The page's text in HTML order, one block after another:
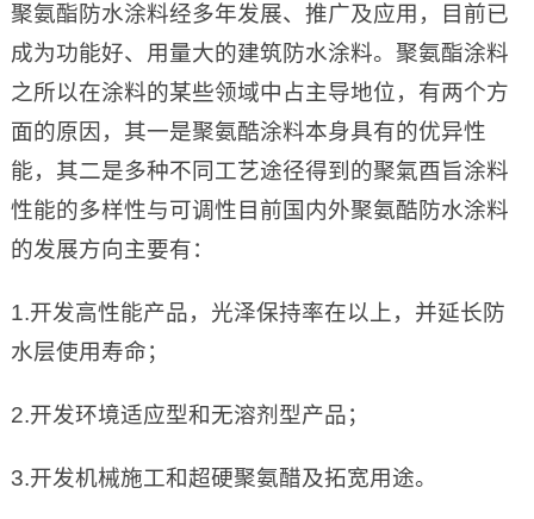
聚氨酯防水涂料经多年发展、推广及应用，目前已
成为功能好、用量大的建筑防水涂料。聚氨酯涂料
之所以在涂料的某些领域中占主导地位，有两个方
面的原因，其一是聚氨酷涂料本身具有的优异性
能，其二是多种不同工艺途径得到的聚氣酉旨涂料
性能的多样性与可调性目前国内外聚氨酷防水涂料
的发展方向主要有：
1.开发高性能产品，光泽保持率在以上，并延长防
水层使用寿命；
2.开发环境适应型和无溶剂型产品；
3.开发机械施工和超硬聚氨醋及拓宽用途。